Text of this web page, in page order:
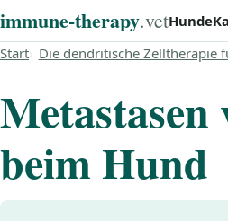
immune‑therapy.vetHunde
Start Die dendritische Zelltherapie
beim Hund